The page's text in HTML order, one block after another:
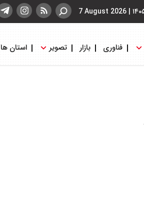
|
7 August 2026
فناوری بازار تصویر استان ها